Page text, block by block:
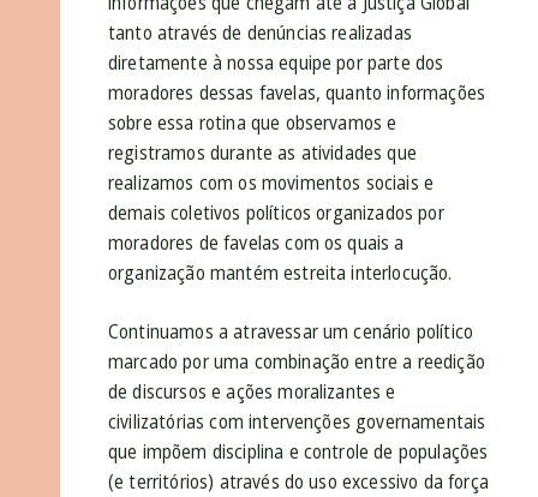
tanto através de denúncias realizadas
diretamente à nossa equipe por parte dos
moradores dessas favelas, quanto informações
sobre essa rotina que observamos e
registramos durante as atividades que
realizamos com os movimentos sociais e
demais coletivos políticos organizados por
moradores de favelas com os quais a
organização mantém estreita interlocução.
Continuamos a atravessar um cenário político
marcado por uma combinação entre a reedição
de discursos e ações moralizantes e
civilizatórias com intervenções governamentais
que impõem disciplina e controle de populações
(e territórios) através do uso excessivo da força